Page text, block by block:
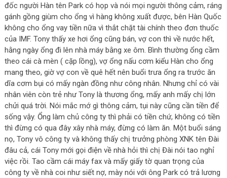
đốc người Hàn tên Park có họp và nói mọi người thông cảm, ráng
gánh gồng giùm cho ổng vì hàng không xuất được, bên Hàn Quốc
không cho ổng vay tiền nữa vì thắt chặt tài chính theo đơn thuốc
của IMF. Tony thấy xe hơi ổng cũng bán, vợ con thì về nước hết,
hằng ngày ổng đi lên nhà máy bằng xe ôm. Bình thường ổng cầm
theo cái cà mèn ( cặp lồng), vợ ổng nấu cơm kiểu Hàn cho ổng
mang theo, giờ vợ con về quê hết nên buổi trưa ổng ra trước ăn
dĩa cơm bụi có mấy ngàn đồng như công nhân. Nhưng chỉ có vài
nhân viên còn trẻ như Tony là thương ổng, mấy anh mấy chị lớn
chửi quá trời. Nói mắc mớ gì thông cảm, tụi này cũng cần tiền để
sống vậy. Ổng làm chủ công ty thì phải có tiền chứ, không có tiền
thì đừng có qua đây xây nhà máy, đừng có làm ăn. Một buổi sáng
nọ, Tony vô công ty và không thấy chị trưởng phòng XNK tên Đài
đâu cả, cái Tony mới gọi điện về nhà hỏi thì chị Đài nói tao nghỉ
việc rồi. Tao cầm cái máy fax và mấy giấy tờ quan trọng của
công ty về nhà coi như siết nợ, mày nói với ông Park có trả lương